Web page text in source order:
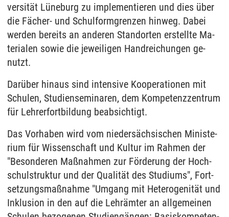
ver­sität Lüne­burg zu im­ple­men­tie­ren und dies über
die Fächer- und Schul­form­gren­zen hin­weg. Da­bei
wer­den be­reits an an­de­ren Stand­or­ten er­stell­te Ma­
te­ria­len so­wie die je­wei­li­gen Hand­rei­chun­gen ge­
nutzt.
Darüber hin­aus sind in­ten­si­ve Ko­ope­ra­tio­nen mit
Schu­len, Stu­di­en­se­mi­na­ren, dem Kom­pe­tenz­zen­trum
für Leh­rer­fort­bil­dung be­ab­sich­tigt.
Das Vor­ha­ben wird vom nie­dersäch­si­schen Mi­nis­te­
ri­um für Wis­sen­schaft und Kul­tur im Rah­men der
"Be­son­de­ren Maßnah­men zur Förde­rung der Hoch­
schul­struk­tur und der Qua­lität des Stu­di­ums", Fort­
set­zungs­maßnah­me "Um­gang mit He­te­ro­ge­nität und
In­klu­si­on in den auf die Lehrämter an all­ge­mei­nen